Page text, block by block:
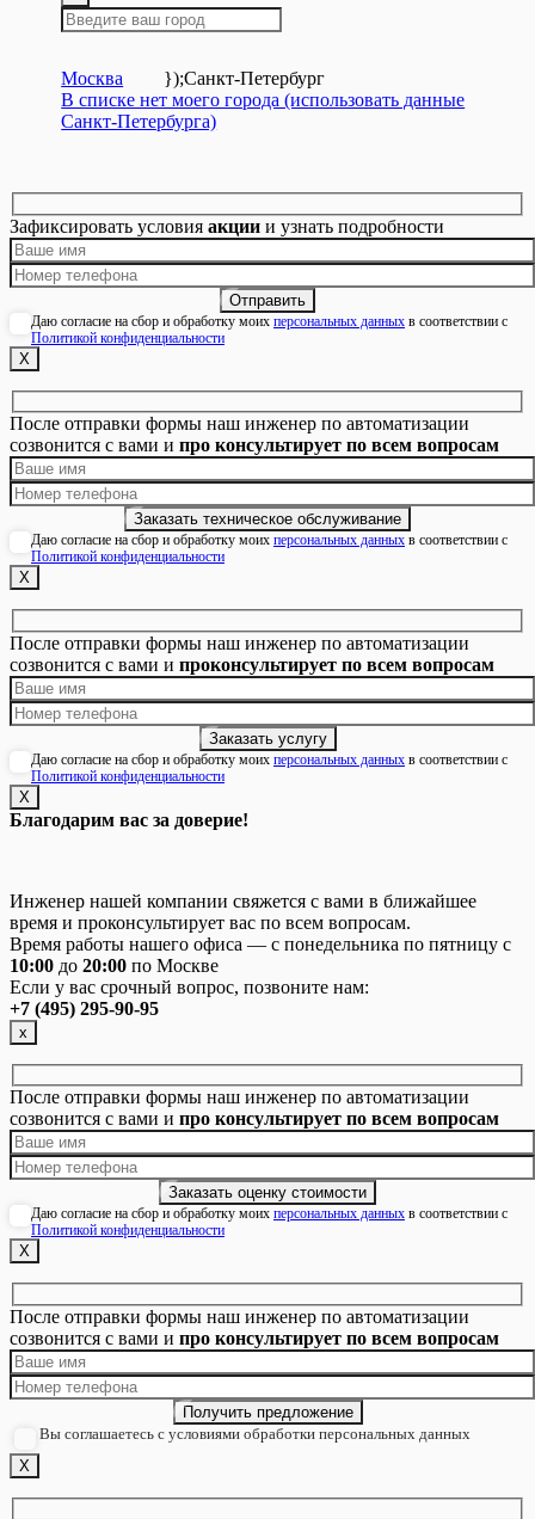
Москва });Санкт-Петербург
В списке нет моего города (использовать данные
Санкт-Петербурга)
Зафиксировать условия акции и узнать подробности
Даю согласие на сбор и обработку моих персональных данных в соответствии с
Политикой конфиденциальности
Х
После отправки формы наш инженер по автоматизации
созвонится с вами и про консультирует по всем вопросам
Даю согласие на сбор и обработку моих персональных данных в соответствии с
Политикой конфиденциальности
Х
После отправки формы наш инженер по автоматизации
созвонится с вами и проконсультирует по всем вопросам
Даю согласие на сбор и обработку моих персональных данных в соответствии с
Политикой конфиденциальности
Х
Благодарим вас за доверие!
Инженер нашей компании свяжется с вами в ближайшее
время и проконсультирует вас по всем вопросам.
Время работы нашего офиса — с понедельника по пятницу с
10:00 до 20:00 по Москве
Если у вас срочный вопрос, позвоните нам:
+7 (495) 295-90-95
х
После отправки формы наш инженер по автоматизации
созвонится с вами и про консультирует по всем вопросам
Даю согласие на сбор и обработку моих персональных данных в соответствии с
Политикой конфиденциальности
Х
После отправки формы наш инженер по автоматизации
созвонится с вами и про консультирует по всем вопросам
Вы соглашаетесь с условиями обработки персональных данных
Х